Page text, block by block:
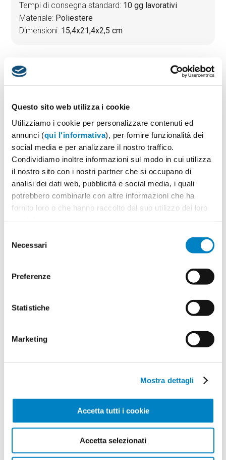
Questo sito web utilizza i cookie
Utilizziamo i cookie per personalizzare contenuti ed
annunci (qui l'informativa), per fornire funzionalità dei
social media e per analizzare il nostro traffico.
Condividiamo inoltre informazioni sul modo in cui utilizza
il nostro sito con i nostri partner che si occupano di
analisi dei dati web, pubblicità e social media, i quali
potrebbero combinarle con altre informazioni che ha
fornito loro o che hanno raccolto dal suo utilizzo dei loro
delNecessari
Preferenze
Statistiche
Marketing
Mostra dettagli
Accetta tutti i cookie
Accetta selezionati
Tempi di consegna standard: 10 gg lavorativi
Materiale: Poliestere
Dimensioni: 15,4x21,4x2,5 cm
PREVENTIVO & BOZZA GRATUITA
taglie e colore
1 Seleziona il colore:
2 Quantità
Minimo: 50
Tempi di consegna:10 gg lavorativi
Prezzo*: €365,00+ IVA
Il prezzo non include la stampa